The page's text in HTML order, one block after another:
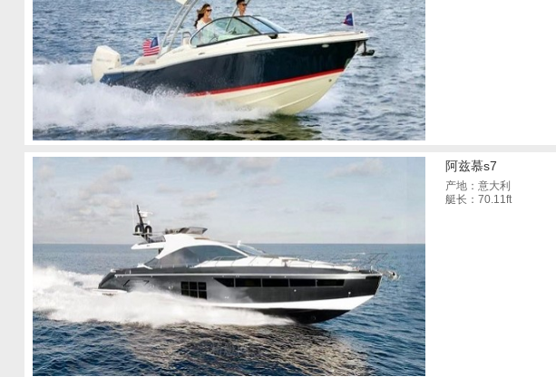
阿兹慕s7
产地：意大利
艇长：70.11ft